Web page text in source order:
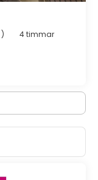
) 4 timmar